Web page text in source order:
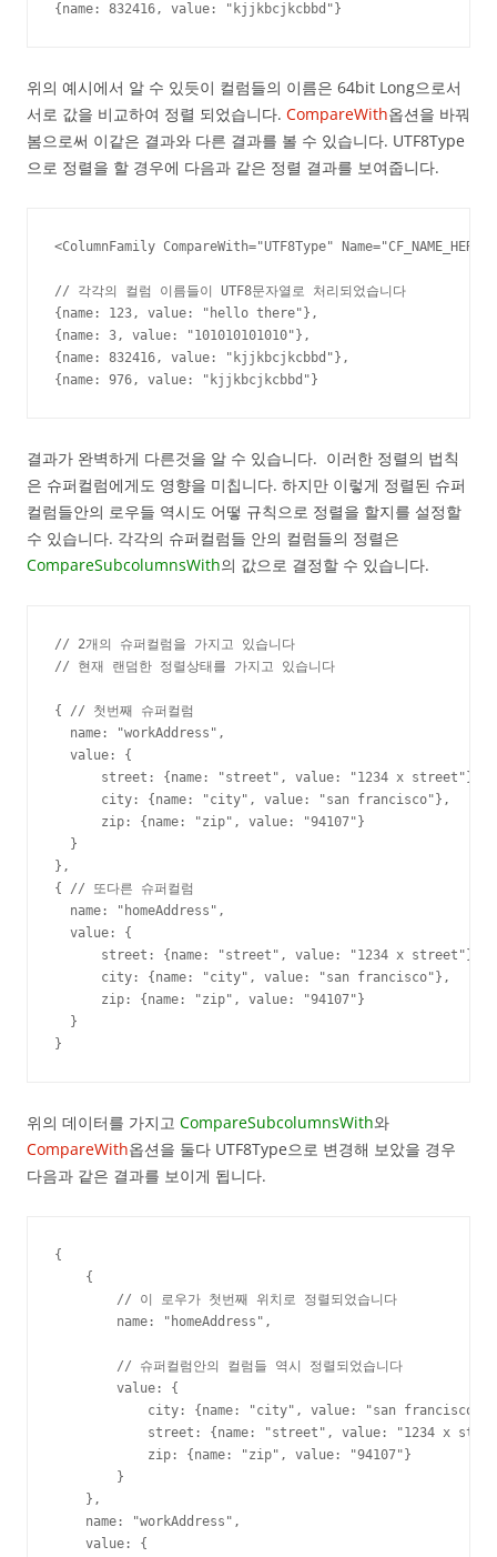
{name: 832416, value: "kjjkbcjkcbbd"}
위의 예시에서 알 수 있듯이 컬럼들의 이름은 64bit Long으로서
서로 값을 비교하여 정렬 되었습니다. CompareWith옵션을 바꿔
봄으로써 이같은 결과와 다른 결과를 볼 수 있습니다. UTF8Type
으로 정렬을 할 경우에 다음과 같은 정렬 결과를 보여줍니다.
<ColumnFamily CompareWith="UTF8Type"
// 각각의 컬럼 이름들이 UTF8문자열로 처리되었습니다
{name: 123, value: "hello there"},
{name: 3, value: "101010101010"},
{name: 832416, value: "kjjkbcjkcbbd"},
{name: 976, value: "kjjkbcjkcbbd"}
결과가 완벽하게 다른것을 알 수 있습니다. 이러한 정렬의 법칙
은 슈퍼컬럼에게도 영향을 미칩니다. 하지만 이렇게 정렬된 슈퍼
컬럼들안의 로우들 역시도 어떻 규칙으로 정렬을 할지를 설정할
수 있습니다. 각각의 슈퍼컬럼들 안의 컬럼들의 정렬은
CompareSubcolumnsWith의 값으로 결정할 수 있습니다.
// 2개의 슈퍼컬럼을 가지고 있습니다
// 현재 랜덤한 정렬상태를 가지고 있습니다
{ // 첫번째 슈퍼컬럼
  name: "workAddress",
  value: {
      street: {name: "street", value: "1234 x street"},
      city: {name: "city", value: "san francisco"},
      zip: {name: "zip", value: "94107"}
  }
},
{ // 또다른 슈퍼컬럼
  name: "homeAddress",
  value: {
      street: {name: "street", value: "1234 x street"},
      city: {name: "city", value: "san francisco"},
      zip: {name: "zip", value: "94107"}
  }
}
위의 데이터를 가지고 CompareSubcolumnsWith와
CompareWith옵션을 둘다 UTF8Type으로 변경해 보았을 경우
다음과 같은 결과를 보이게 됩니다.
{
    {
        // 이 로우가 첫번째 위치로 정렬되었습니다
        name: "homeAddress",
        // 슈퍼컬럼안의 컬럼들 역시 정렬되었습니다
        value: {
            city: {name: "city", value: "san francisco"},
street: {name: "street", value: "1234 x
            zip: {name: "zip", value: "94107"}
        }
    },
    name: "workAddress",
    value: {